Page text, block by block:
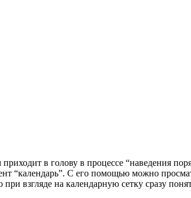
в голову в процессе “наведения
“календарь”. С его помощью можно
взгляде на календарную сетку сразу